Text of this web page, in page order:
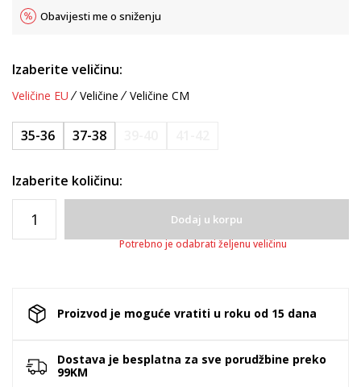
Obavijesti me o sniženju
Izaberite veličinu:
Veličine EU Veličine Veličine CM
35-36 37-38
Izaberite količinu:
Dodaj u korpu
Potrebno je odabrati željenu veličinu
Proizvod je moguće vratiti u roku od 15 dana
Dostava je besplatna za sve porudžbine preko
99KM